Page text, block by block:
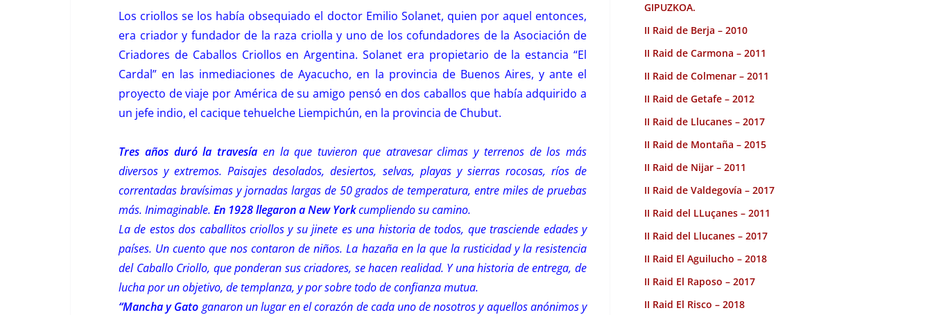
Los criollos se los había obsequiado el doctor Emilio Solanet, quien por aquel entonces,
era criador y fundador de la raza criolla y uno de los cofundadores de la Asociación de
Criadores de Caballos Criollos en Argentina. Solanet era propietario de la estancia “El
Cardal” en las inmediaciones de Ayacucho, en la provincia de Buenos Aires, y ante el
proyecto de viaje por América de su amigo pensó en dos caballos que había adquirido a
un jefe indio, el cacique tehuelche Liempichún, en la provincia de Chubut.
Tres años duró la travesía en la que tuvieron que atravesar climas y terrenos de los más
diversos y extremos. Paisajes desolados, desiertos, selvas, playas y sierras rocosas, ríos de
correntadas bravísimas y jornadas largas de 50 grados de temperatura, entre miles de pruebas
más. Inimaginable. En 1928 llegaron a New Yorkcumpliendo su camino.
La de estos dos caballitos criollos y su jinete es una historia de todos, que trasciende edades y
países. Un cuento que nos contaron de niños. La hazaña en la que la rusticidad y la resistencia
del Caballo Criollo, que ponderan sus criadores, se hacen realidad. Y una historia de entrega, de
lucha por un objetivo, de templanza, y por sobre todo de confianza mutua.
“Mancha y Gato ganaron un lugar en el corazón de cada uno de nosotros y aquellos anónimos y
GIPUZKOA.
II Raid de Berja – 2010
II Raid de Carmona – 2011
II Raid de Colmenar – 2011
II Raid de Getafe – 2012
II Raid de Llucanes – 2017
II Raid de Montaña – 2015
II Raid de Nijar – 2011
II Raid de Valdegovía – 2017
II Raid del LLuçanes – 2011
II Raid del Llucanes – 2017
II Raid El Aguilucho – 2018
II Raid El Raposo – 2017
II Raid El Risco – 2018